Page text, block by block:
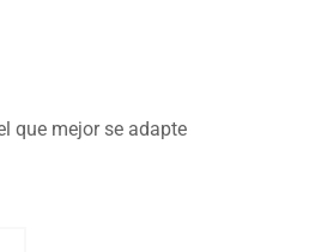
que mejor se adapte